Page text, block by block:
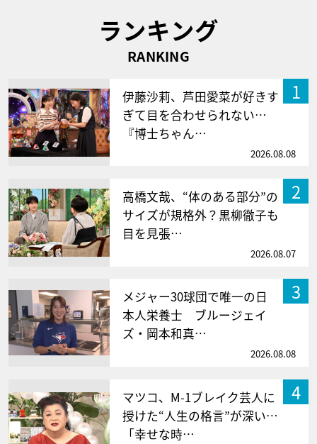
ランキング
RANKING
1
伊藤沙莉、芦田愛菜が好きす
ぎて目を合わせられない…
『博士ちゃん…
2026.08.08
2
高橋文哉、“体のある部分”の
サイズが規格外？黒柳徹子も
目を見張…
2026.08.07
3
メジャー30球団で唯一の日
本人栄養士 ブルージェイ
ズ・岡本和真…
2026.08.08
4
マツコ、M-1ブレイク芸人に
授けた“人生の格言”が深い…
「幸せな時…